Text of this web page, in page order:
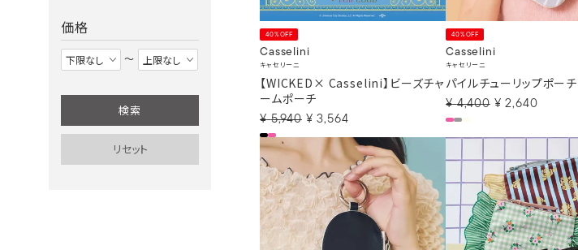
40%OFF
Casselini
キャセリーニ
【WICKED× Casselini】ビーズチャ
ームポーチ
¥ 5,940 ¥ 3,564
40%OFF
Casselini
キャセリーニ
パイルチューリップポーチ
¥ 4,400 ¥ 2,640
価格
〜